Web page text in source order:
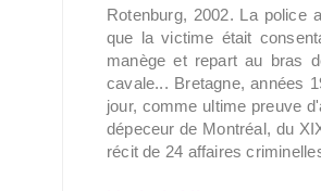
Rotenburg, 2002. La police
que la victime était
manège et repart au bras
cavale... Bretagne, années
jour, comme ultime preuve
dépeceur de Montréal, du
récit de 24 affaires